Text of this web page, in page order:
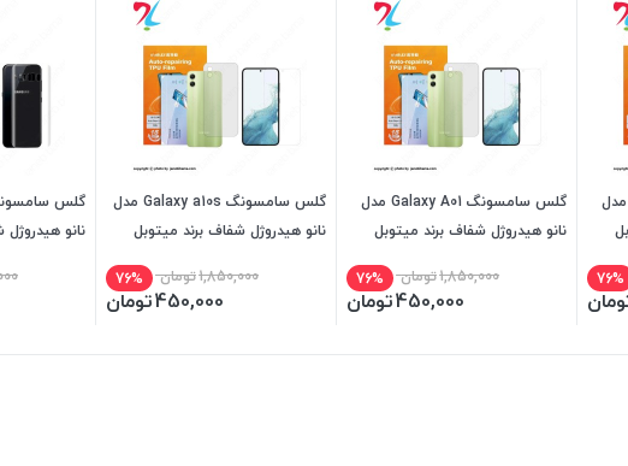
گلس سامسونگ Galaxy a14 مدل
76%
گلس سامسونگ Galaxy A01 مدل
نانو هیدروژل شفاف برند میتوبل
1,850,000تومان 76%
450,000تومان
گلس سامسونگ Galaxy a10s مدل
نانو هیدروژل شفاف برند میتوبل
1,850,000تومان 76%
450,000تومان
نانو